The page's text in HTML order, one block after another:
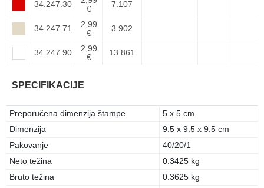
34.247.30
€
7.107
34.247.71
2,99
€
3.902
34.247.90
2,99
€
13.861
SPECIFIKACIJE
Preporučena dimenzija štampe
5 x 5 cm
Dimenzija
9.5 x 9.5 x 9.5 cm
Pakovanje
40/20/1
Neto težina
0.3425 kg
Bruto težina
0.3625 kg